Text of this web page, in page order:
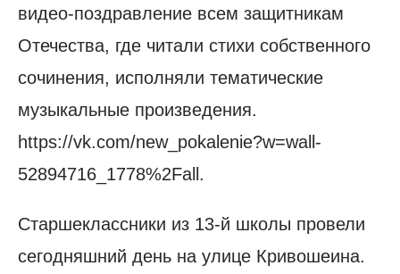
видео-поздравление всем защитникам
Отечества, где читали стихи собственного
сочинения, исполняли тематические
музыкальные произведения.
https://vk.com/new_pokalenie?w=wall-
52894716_1778%2Fall.
Старшеклассники из 13-й школы провели
сегодняшний день на улице Кривошеина.